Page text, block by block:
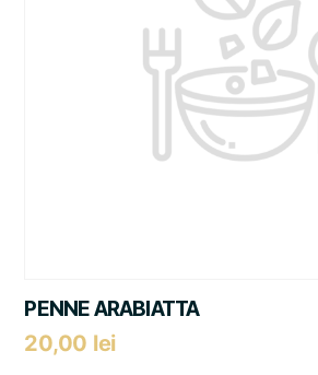
PENNE ARABIATTA
20,00 lei